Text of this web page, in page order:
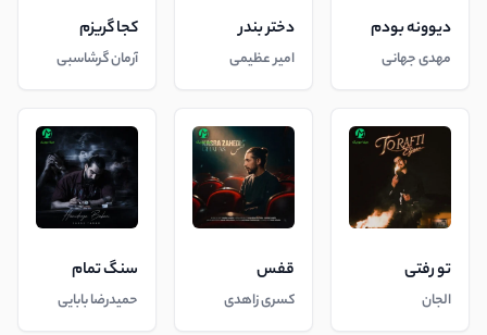
دیوونه بودم
مهدی جهانی
دختر بندر
امیر عظیمی
کجا گریزم
آرمان گرشاسبی
تو رفتی
الجان
قفس
کسری زاهدی
سنگ تمام
حمیدرضا بابایی